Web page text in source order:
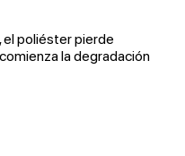
el poliéster pierde
la degradación